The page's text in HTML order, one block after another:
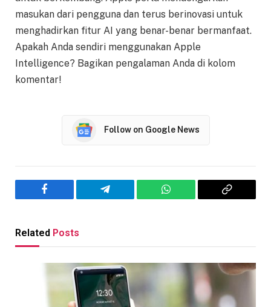
masukan dari pengguna dan terus berinovasi untuk
menghadirkan fitur AI yang benar-benar bermanfaat.
Apakah Anda sendiri menggunakan Apple
Intelligence? Bagikan pengalaman Anda di kolom
komentar!
Follow on Google News
Facebook Telegram WhatsApp
Copy
Related Posts